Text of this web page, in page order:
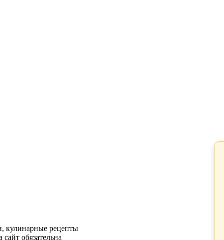
кулинарные рецепты
обязательна